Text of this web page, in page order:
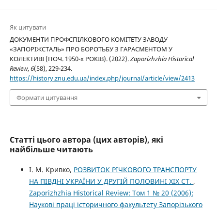
Як цитувати
ДОКУМЕНТИ ПРОФСПІЛКОВОГО КОМІТЕТУ ЗАВОДУ
«ЗАПОРІЖСТАЛЬ» ПРО БОРОТЬБУ З ГАРАСМЕНТОМ У
КОЛЕКТИВІ (ПОЧ. 1950-x РОКІВ). (2022).Zaporizhzhia Historical
Review,6(58), 229-234.
https://history.znu.edu.ua/index.php/journal/article/view/2413
Формати цитування
Статті цього автора (цих авторів), які
найбільше читають
І. М. Кривко, РОЗВИТОК РІЧКОВОГО ТРАНСПОРТУ
НА ПІВДНІ УКРАЇНИ У ДРУГІЙ ПОЛОВИНІ ХІХ СТ. ,
Zaporizhzhia Historical Review: Том 1 № 20 (2006):
Наукові праці історичного факультету Запорізького